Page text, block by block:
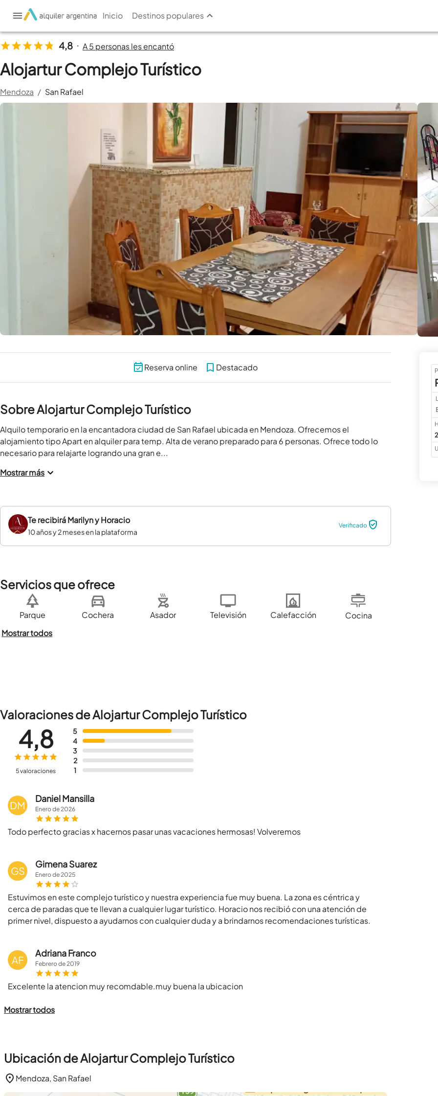
Inicio Destinos populares
4,8 • A 5 personas les encantó
Alojartur Complejo Turístico
Mendoza / San Rafael
Reserva online Destacado
Sobre Alojartur Complejo Turístico
Alquilo temporario en la encantadora ciudad de San Rafael ubicada en Mendoza. Ofrecemos el
alojamiento tipo Apart en alquiler para temp. Alta de verano preparado para 6 personas. Ofrece todo lo
necesario para relajarte logrando una gran e...
Mostrar más
Te recibiráMarilyn y Horacio
10 años y 2 meses en la plataforma
Verificado
Servicios que ofrece
Parque Cochera Asador Televisión Calefacción
Cocina
Mostrar todos
Valoraciones de Alojartur Complejo Turístico
5
4
3
2
1
4,8
5 valoraciones
DM
Daniel Mansilla
Enerode2026
Todo perfecto gracias x hacernos pasar unas vacaciones hermosas! Volveremos
GS
Gimena Suarez
Enerode2025
Estuvimos en este complejo turístico y nuestra experiencia fue muy buena. La zona es céntrica y
cerca de paradas que te llevan a cualquier lugar turístico. Horacio nos recibió con una atención de
primer nivel, dispuesto a ayudarnos con cualquier duda y a brindarnos recomendaciones turísticas.
AF
Adriana Franco
Febrerode2019
Excelente la atencion muy recomdable.muy buena la ubicacion
Mostrar todos
Ubicación de Alojartur Complejo Turístico
Mendoza, San Rafael